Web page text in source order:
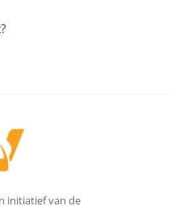
initiatief van de